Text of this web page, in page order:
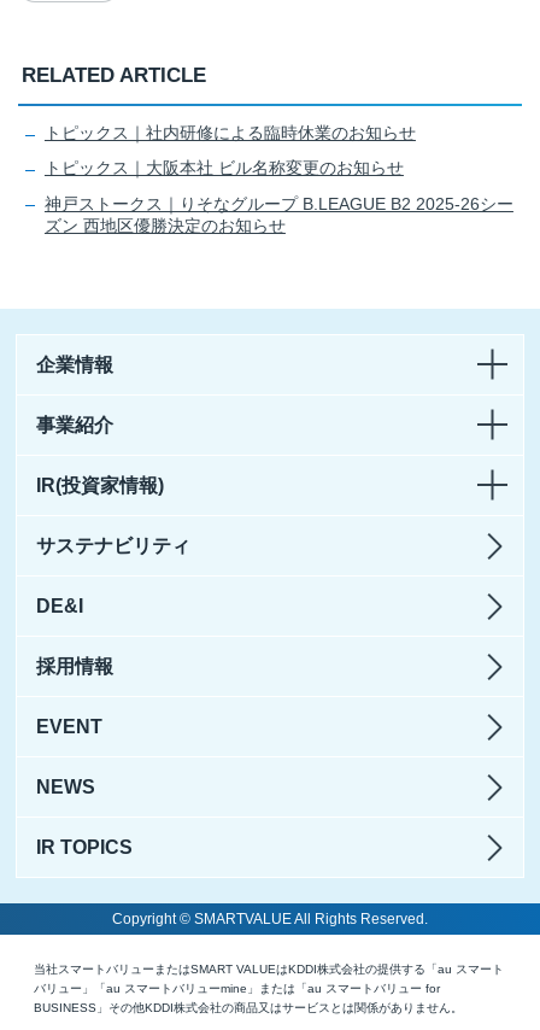
RELATED ARTICLE
トピックス｜社内研修による臨時休業のお知らせ
トピックス｜大阪本社 ビル名称変更のお知らせ
神戸ストークス｜りそなグループ B.LEAGUE B2 2025-26シー
ズン 西地区優勝決定のお知らせ
企業情報
事業紹介
IR(投資家情報)
サステナビリティ
DE&I
採用情報
EVENT
NEWS
IR TOPICS
Copyright © SMARTVALUE All Rights Reserved.
当社スマートバリューまたはSMART VALUEはKDDI株式会社の提供する「au スマート
バリュー」「au スマートバリューmine」または「au スマートバリュー for
BUSINESS」その他KDDI株式会社の商品又はサービスとは関係がありません。